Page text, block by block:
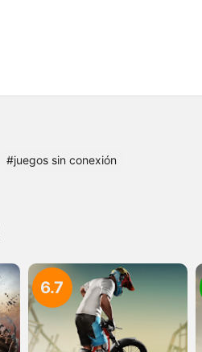
#juegos sin conexión
6.7